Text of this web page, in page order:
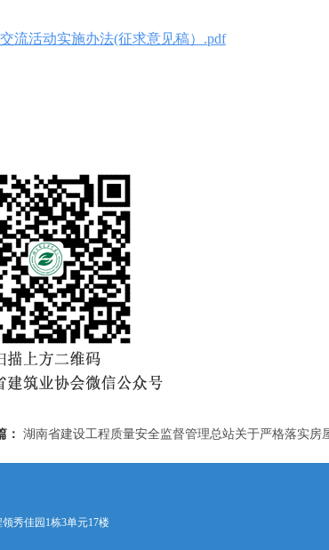
流活动实施办法(征求意见稿）.pdf
： 湖南省建设工程质量安全监督管理总站关于严格落实
秀佳园1栋3单元17楼